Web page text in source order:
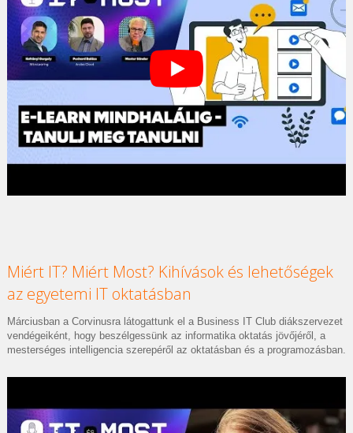
Miért IT? Miért Most? Kihívások és lehetőségek
az egyetemi IT oktatásban
Márciusban a Corvinusra látogattunk el a Business IT Club diákszervezet
vendégeiként, hogy beszélgessünk az informatika oktatás jövőjéről, a
mesterséges intelligencia szerepéről az oktatásban és a programozásban.